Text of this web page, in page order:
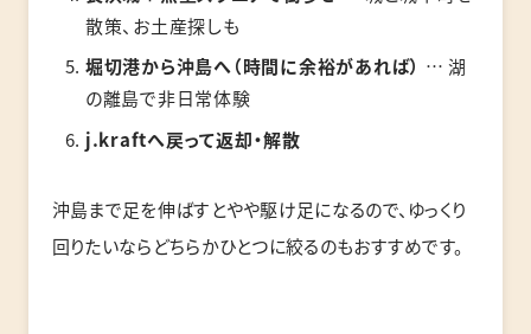
散策、お土産探しも
堀切港から沖島へ（時間に余裕があれば） … 湖
の離島で非日常体験
j.kraftへ戻って返却・解散
沖島まで足を伸ばすとやや駆け足になるので、ゆっくり
回りたいならどちらかひとつに絞るのもおすすめです。